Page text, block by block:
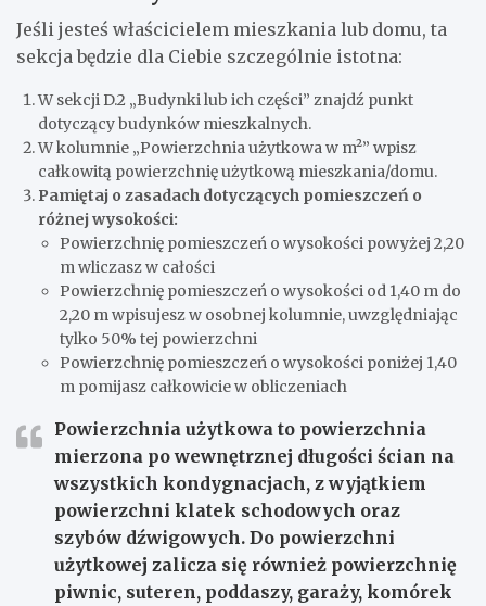
Jeśli jesteś właścicielem mieszkania lub domu, ta
sekcja będzie dla Ciebie szczególnie istotna:
W sekcji D.2 „Budynki lub ich części” znajdź punkt
dotyczący budynków mieszkalnych.
W kolumnie „Powierzchnia użytkowa w m²” wpisz
całkowitą powierzchnię użytkową mieszkania/domu.
Pamiętaj o zasadach dotyczących pomieszczeń o
różnej wysokości:
Powierzchnię pomieszczeń o wysokości powyżej 2,20
m wliczasz w całości
Powierzchnię pomieszczeń o wysokości od 1,40 m do
2,20 m wpisujesz w osobnej kolumnie, uwzględniając
tylko 50% tej powierzchni
Powierzchnię pomieszczeń o wysokości poniżej 1,40
m pomijasz całkowicie w obliczeniach
Powierzchnia użytkowa to powierzchnia
mierzona po wewnętrznej długości ścian na
wszystkich kondygnacjach, z wyjątkiem
powierzchni klatek schodowych oraz
szybów dźwigowych. Do powierzchni
użytkowej zalicza się również powierzchnię
piwnic, suteren, poddaszy, garaży, komórek